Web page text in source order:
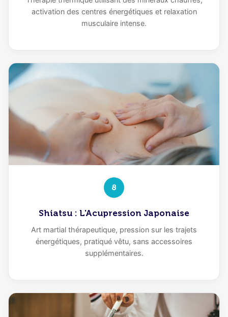
activation des centres énergétiques et relaxation
musculaire intense.
8
Shiatsu : L'Acupression Japonaise
Art martial thérapeutique, pression sur les trajets
énergétiques, pratiqué vêtu, sans accessoires
supplémentaires.